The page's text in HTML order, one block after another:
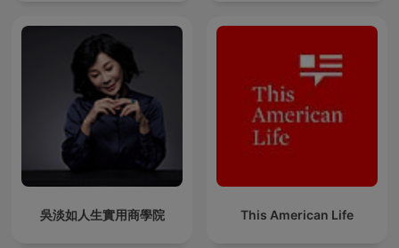
吳淡如人生實用商學院 This American Life